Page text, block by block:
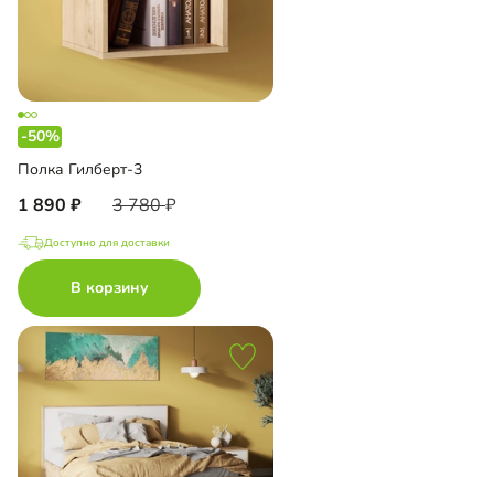
-50%
Полка Гилберт-3
1 890 3 780
Доступно для доставки
В корзину